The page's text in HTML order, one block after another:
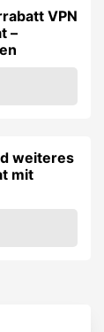
VPN
–
weiteres
mit